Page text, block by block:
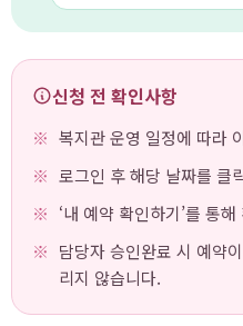
신청 전 확인사항
복지관 운영 일정에 따라
로그인 후 해당 날짜를 클
‘내 예약 확인하기’를 통
담당자 승인완료 시 예약
리지 않습니다.